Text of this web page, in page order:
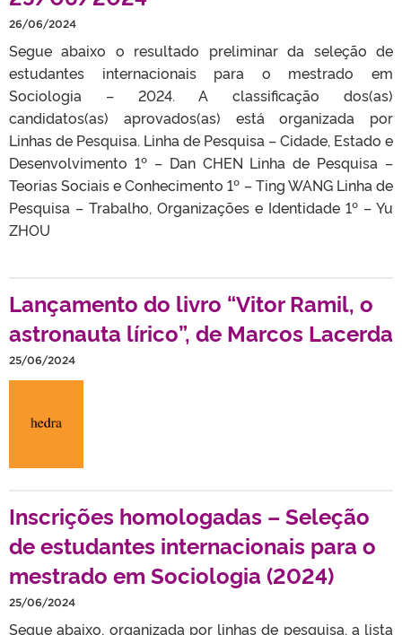
26/06/2024
Segue abaixo o resultado preliminar da seleção de
estudantes internacionais para o mestrado em
Sociologia – 2024. A classificação dos(as)
candidatos(as) aprovados(as) está organizada por
Linhas de Pesquisa. Linha de Pesquisa – Cidade, Estado e
Desenvolvimento 1º – Dan CHEN Linha de Pesquisa –
Teorias Sociais e Conhecimento 1º – Ting WANG Linha de
Pesquisa – Trabalho, Organizações e Identidade 1º – Yu
ZHOU
Lançamento do livro “Vitor Ramil, o
astronauta lírico”, de Marcos Lacerda
25/06/2024
Inscrições homologadas – Seleção
de estudantes internacionais para o
mestrado em Sociologia (2024)
25/06/2024
Segue abaixo, organizada por linhas de pesquisa, a lista